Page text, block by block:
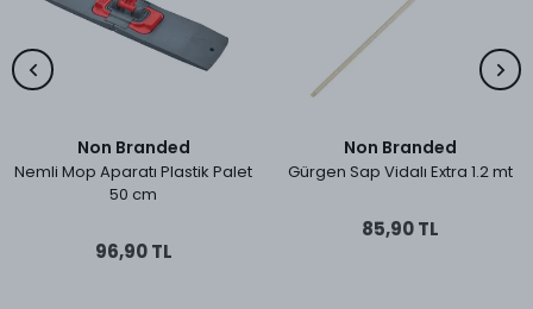
Non Branded
Nemli Mop Aparatı Plastik Palet
50 cm
96,90 TL
Non Branded
Gürgen Sap Vidalı Extra 1.2 mt
85,90 TL